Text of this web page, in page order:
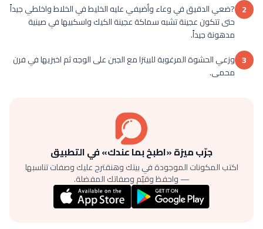
2 ?ضعي الدقيق في وعاء وأضيفي عليه الخليط في الخلاط واخلطي جيداً
حتى تتكون عجينة تشبه سماكة عجينة الكيك واسكبيها في صينية
مدهونة جيداً.
3 وزعي الحشوة المرغوبة للبيتزا مع الجبن على الوجه ثم اخبزيها في فرن
محمى.
جرّب ميزة «اطبخ بما عندك» في التطبيق
اكتب المكونات الموجودة في بيتك وهنقترح عليك وصفات تناسبها
— واحفظ وقيّم وصفاتك المفضلة.